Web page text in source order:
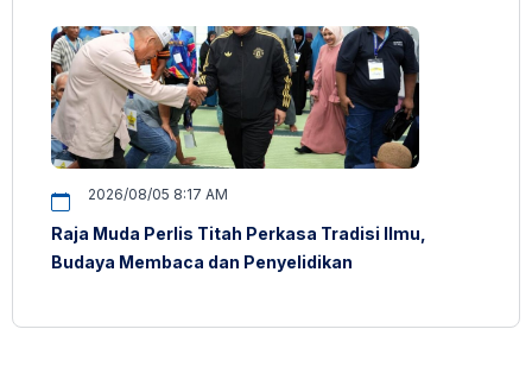
2026/08/05 8:17 AM
Raja Muda Perlis Titah Perkasa Tradisi Ilmu,
Budaya Membaca dan Penyelidikan